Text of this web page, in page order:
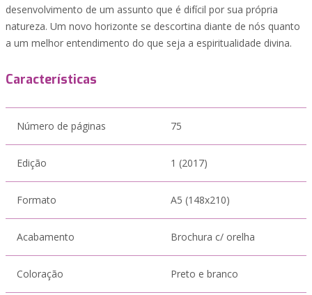
desenvolvimento de um assunto que é difícil por sua própria
natureza. Um novo horizonte se descortina diante de nós quanto
a um melhor entendimento do que seja a espiritualidade divina.
Características
Número de páginas 75
Edição 1 (2017)
Formato A5 (148x210)
Acabamento Brochura c/ orelha
Coloração Preto e branco